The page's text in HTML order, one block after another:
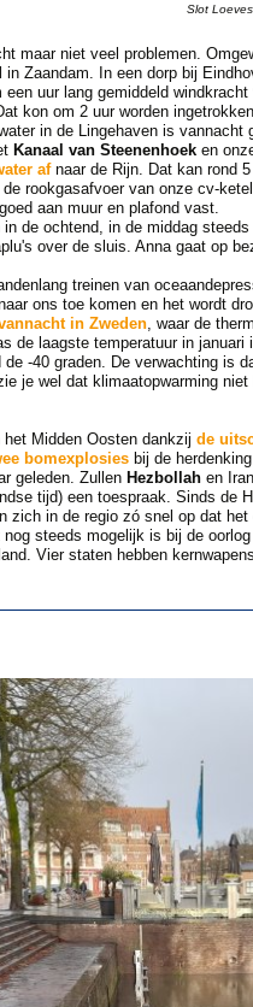
Slot
maar niet veel problemen.
in Zaandam. In een dorp bij
uur lang gemiddeld
kon om 2 uur worden
in de Lingehaven is
Kanaal van Steenenhoeken
afnaar de Rijn. Dat kan rond
rookgasafvoer van onze cv-
aan muur en plafond vast.
de ochtend, in de middag
over de sluis. Anna gaat op
treinen van
ons toe komen en het wordt
in Zweden, waar de
de laagste temperatuur in
-40 graden. De verwachting is
je wel dat klimaatopwarming
Midden Oosten dankzij de
bomexplosiesbij de
geleden. Zullen Hezbollahen
tijd) een toespraak. Sinds de
zich in de regio zó snel op dat
steeds mogelijk is bij de
Vier staten hebben